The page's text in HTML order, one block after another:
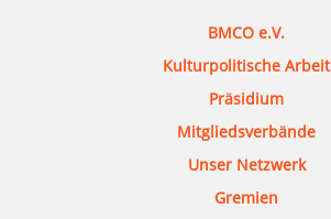
BMCO e.V.
Kulturpolitische Arbeit
Präsidium
Mitgliedsverbände
Unser Netzwerk
Gremien